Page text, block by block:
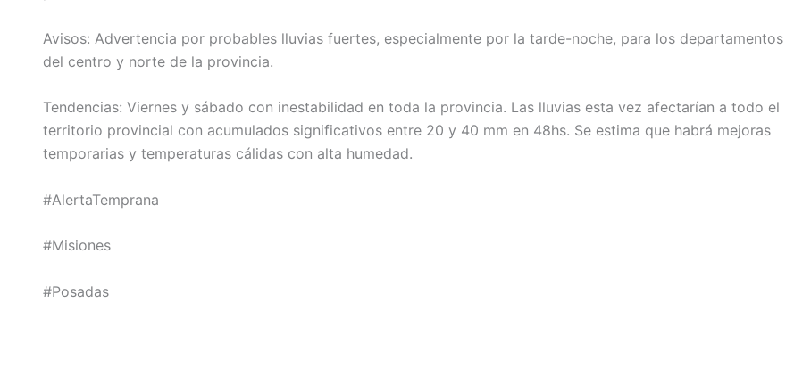
Avisos: Advertencia por probables lluvias fuertes, especialmente por la tarde-noche, para los departamentos
del centro y norte de la provincia.
Tendencias: Viernes y sábado con inestabilidad en toda la provincia. Las lluvias esta vez afectarían a todo el
territorio provincial con acumulados significativos entre 20 y 40 mm en 48hs. Se estima que habrá mejoras
temporarias y temperaturas cálidas con alta humedad.
#AlertaTemprana
#Misiones
#Posadas